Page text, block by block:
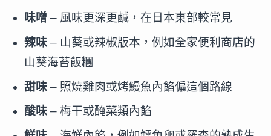
味噌 – 風味更深更鹹，在日本東部較常見
辣味 – 山葵或辣椒版本，例如全家便利商店的
山葵海苔飯糰
甜味 – 照燒雞肉或烤鰻魚內餡偏這個路線
酸味 – 梅干或醃菜類內餡